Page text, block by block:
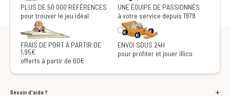
PLUS DE 50 000 RÉFÉRENCES
pour trouver le jeu idéal
UNE ÉQUIPE DE PASSIONNÉS
à votre service depuis 1978
FRAIS DE PORT À PARTIR DE
1,95€
offerts à partir de 60€
ENVOI SOUS 24H
pour profiter et jouer illico
Besoin d'aide ?